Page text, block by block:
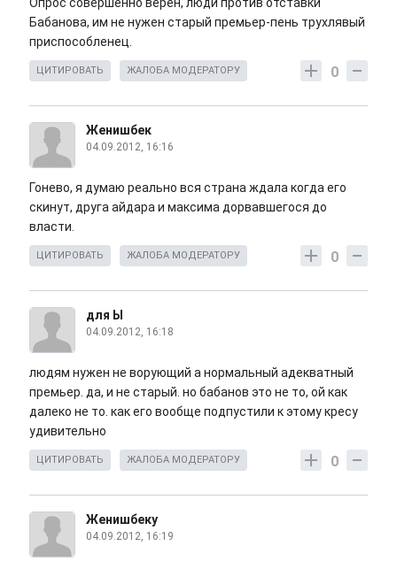
Опрос совершенно верен, люди против отставки
Бабанова, им не нужен старый премьер-пень трухлявый
приспособленец.
0
ЦИТИРОВАТЬ ЖАЛОБА МОДЕРАТОРУ
Женишбек
04.09.2012, 16:16
Гонево, я думаю реально вся страна ждала когда его
скинут, друга айдара и максима дорвавшегося до
власти.
0
ЦИТИРОВАТЬ ЖАЛОБА МОДЕРАТОРУ
для Ы
04.09.2012, 16:18
людям нужен не ворующий а нормальный адекватный
премьер. да, и не старый. но бабанов это не то, ой как
далеко не то. как его вообще подпустили к этому кресу
удивительно
0
ЦИТИРОВАТЬ ЖАЛОБА МОДЕРАТОРУ
Женишбеку
04.09.2012, 16:19